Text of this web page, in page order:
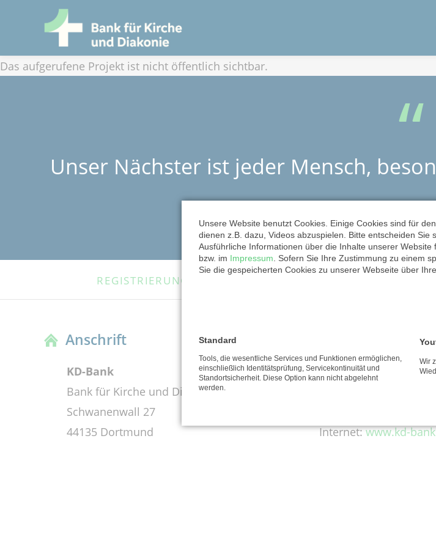
Das aufgerufene Projekt ist nicht öffentlich sichtbar.
Unser Nächster ist jeder Mensch,
MARTIN
REGISTRIERUNG
Anschrift
KD-Bank
Bank für Kirche und Diakonie eG
Schwanenwall 27
44135 Dortmund
Telefon:0 23 1 / 58
Internet:www.kd-
Unsere Website benutzt Cookies. Einige Cookies sind für
dienen z.B. dazu, Videos abzuspielen. Bitte entscheiden Sie
Ausführliche Informationen über die Inhalte unserer Website
bzw. im Impressum . Sofern Sie Ihre Zustimmung zu einem
Sie die gespeicherten Cookies zu unserer Webseite über
Standard
Tools, die wesentliche Services und Funktionen ermöglichen,
einschließlich Identitätsprüfung, Servicekontinuität und
Standortsicherheit. Diese Option kann nicht abgelehnt
werden.
Wir